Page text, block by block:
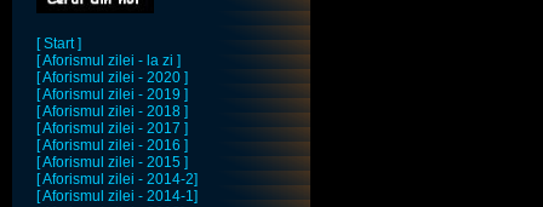
[ Start ]
[ Aforismul zilei - la zi ]
[ Aforismul zilei - 2020 ]
[ Aforismul zilei - 2019 ]
[ Aforismul zilei - 2018 ]
[ Aforismul zilei - 2017 ]
[ Aforismul zilei - 2016 ]
[ Aforismul zilei - 2015 ]
[ Aforismul zilei - 2014-2]
[ Aforismul zilei - 2014-1]